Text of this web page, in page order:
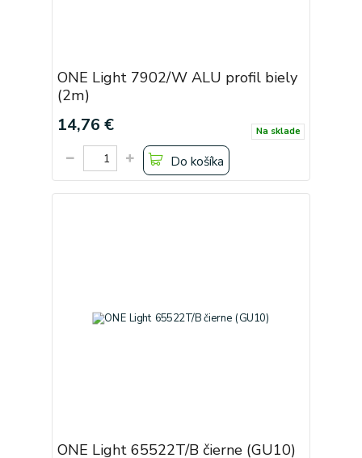
ONE Light 7902/W ALU profil biely
(2m)
14,76 € Na sklade
Do košíka
ONE Light 65522T/B čierne (GU10)